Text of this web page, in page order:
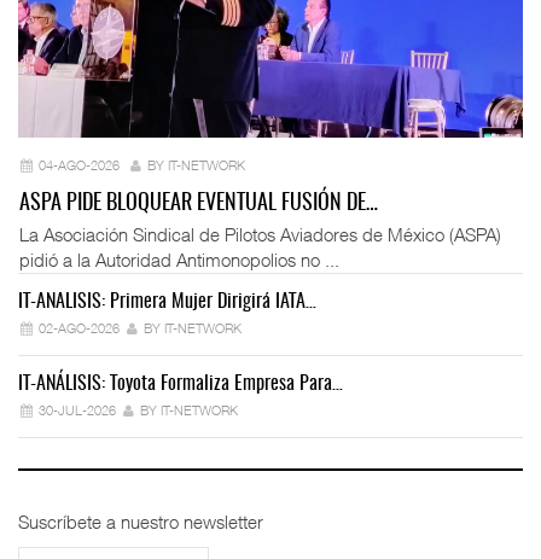
04-AGO-2026 BY IT-NETWORK
ASPA PIDE BLOQUEAR EVENTUAL FUSIÓN DE…
La Asociación Sindical de Pilotos Aviadores de México (ASPA)
pidió a la Autoridad Antimonopolios no ...
IT-ANÁLISIS: Primera Mujer Dirigirá IATA…
02-AGO-2026 BY IT-NETWORK
IT-ANÁLISIS: Toyota Formaliza Empresa Para…
30-JUL-2026 BY IT-NETWORK
Suscríbete a nuestro newsletter